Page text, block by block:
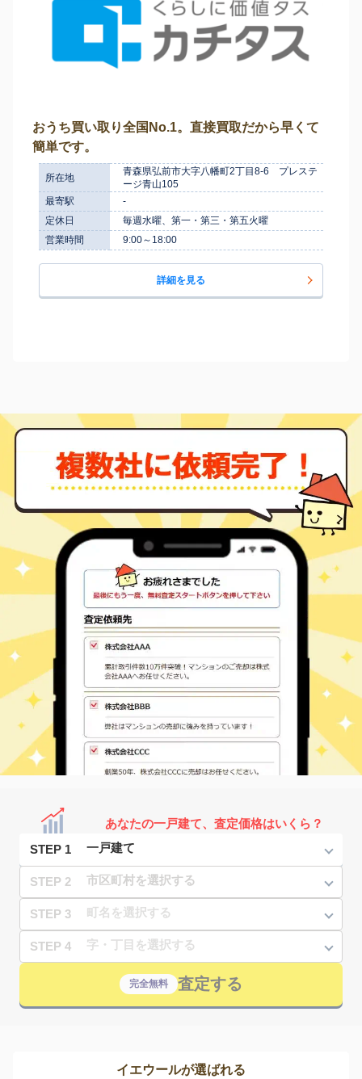
おうち買い取り全国No.1。直接買取だから早くて
簡単です。
所在地
青森県弘前市大字八幡町2丁目8-6 プレステ
ージ青山105
最寄駅
-
定休日
毎週水曜、第一・第三・第五火曜
営業時間
9:00～18:00
詳細を見る
あなたの一戸建て、査定価格はいくら？
STEP 1
STEP 2
STEP 3
STEP 4
完全無料 査定する
イエウールが選ばれる